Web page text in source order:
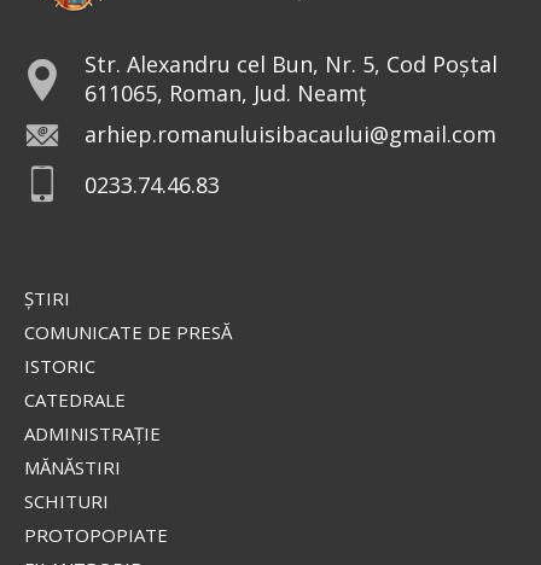
Preia articolele Doxologia în site-ul tău!
Str. Alexandru cel Bun, Nr. 5, Cod Poștal
611065, Roman, Jud. Neamț
arhiep.romanuluisibacaului@gmail.com
0233.74.46.83
ŞTIRI
COMUNICATE DE PRESĂ
ISTORIC
CATEDRALE
ADMINISTRAŢIE
MĂNĂSTIRI
SCHITURI
PROTOPOPIATE